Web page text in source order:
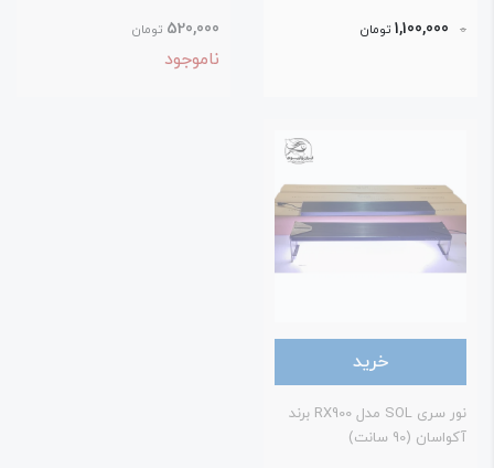
1,100,000 تومان 520,000 تومان
ناموجود
خرید
نور سری SOL مدل RX900 برند
(90 سانت)